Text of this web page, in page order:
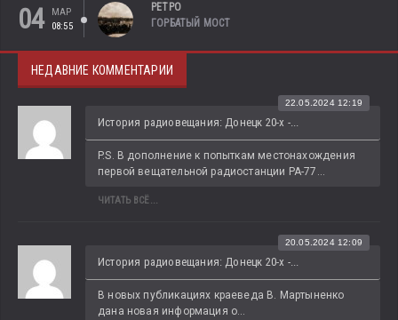
04
МАР
08:55
РЕТРО
ГОРБАТЫЙ МОСТ
НЕДАВНИЕ КОММЕНТАРИИ
История радиовещания: Донецк 20-х -...
22.05.2024 12:19
P.S. В дополнение к попыткам местонахождения
первой вещательной радиостанции РА-77...
ЧИТАТЬ ВСЁ...
История радиовещания: Донецк 20-х -...
20.05.2024 12:09
В новых публикациях краеведа В. Мартыненко
дана новая информация о...